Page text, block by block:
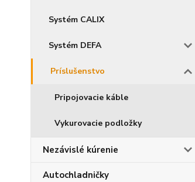
Systém CALIX
Systém DEFA
Príslušenstvo
Pripojovacie káble
Vykurovacie podložky
Nezávislé kúrenie
Autochladničky